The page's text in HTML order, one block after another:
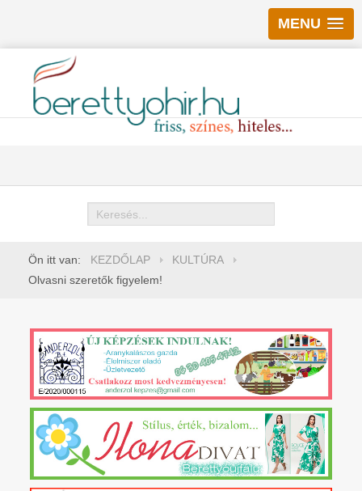
MENU
Keresés
Ön itt van: KEZDŐLAP
KULTÚRA
Olvasni szeretők figyelem!